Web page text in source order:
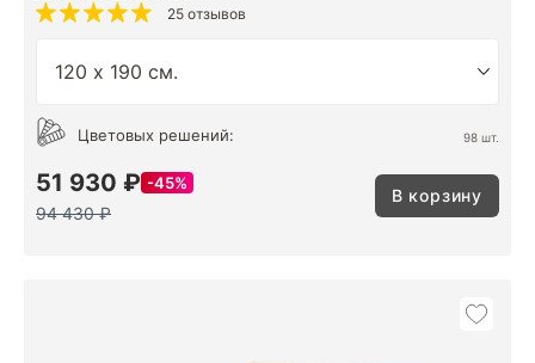
25 отзывов
Цветовых решений: 98 шт.
51 930 ₽ 45%
94 430 ₽
В корзину